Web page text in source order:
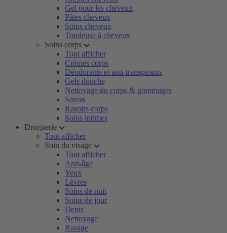
Gel pour les cheveux
Pâtes cheveux
Soins cheveux
Tondeuse à cheveux
Soins corps
Tout afficher
Crèmes corps
Déodorants et anti-transpirants
Gels douche
Nettoyage du corps & gommages
Savon
Rasoirs corps
Soins intimes
Droguerie
Tout afficher
Soin du visage
Tout afficher
Anti-âge
Yeux
Lèvres
Soins de nuit
Soins de jour
Dents
Nettoyage
Rasage